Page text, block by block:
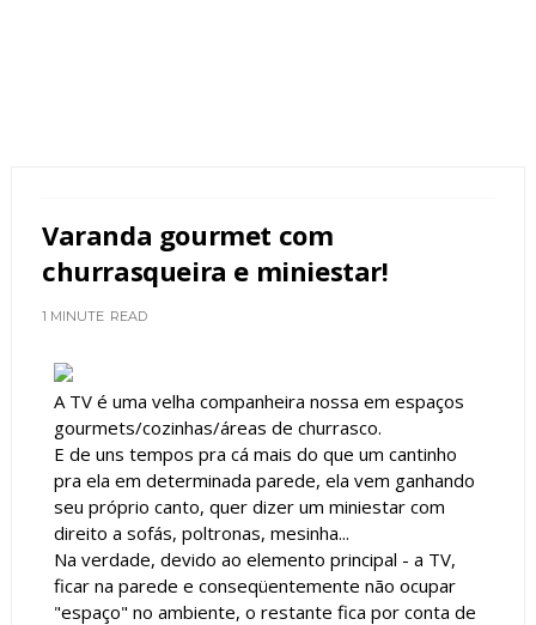
Varanda gourmet com
churrasqueira e miniestar!
1 MINUTE READ
A TV é uma velha companheira nossa em espaços
gourmets/cozinhas/áreas de churrasco.
E de uns tempos pra cá mais do que um cantinho
pra ela em determinada parede, ela vem ganhando
seu próprio canto, quer dizer um miniestar com
direito a sofás, poltronas, mesinha...
Na verdade, devido ao elemento principal - a TV,
ficar na parede e conseqüentemente não ocupar
"espaço" no ambiente, o restante fica por conta de